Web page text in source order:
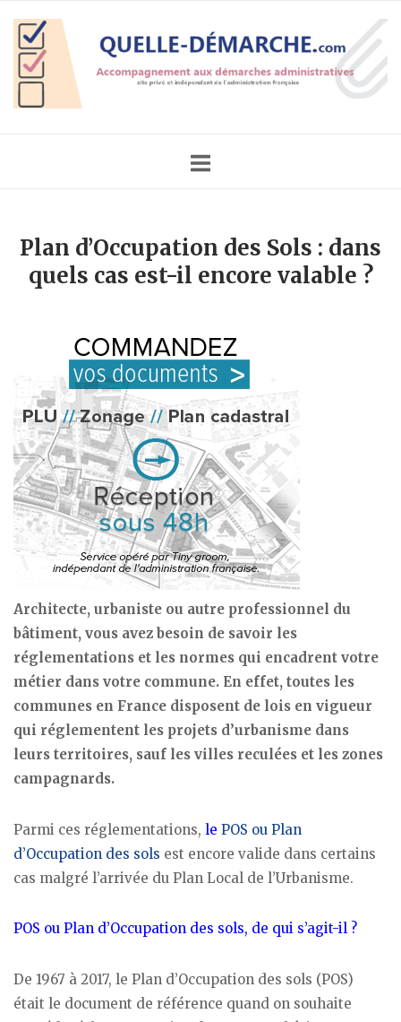
content
Home
Plan d’Occupation des Sols : dans
quels cas est-il encore valable ?
Architecte, urbaniste ou autre professionnel du
bâtiment, vous avez besoin de savoir les
réglementations et les normes qui encadrent votre
métier dans votre commune. En effet, toutes les
communes en France disposent de lois en vigueur
qui réglementent les projets d’urbanisme dans
leurs territoires, sauf les villes reculées et les zones
campagnards.
Parmi ces réglementations, le POS ou Plan
d’Occupation des sols est encore valide dans certains
cas malgré l’arrivée du Plan Local de l’Urbanisme.
POS ou Plan d’Occupation des sols, de qui s’agit-il ?
De 1967 à 2017, le Plan d’Occupation des sols (POS)
était le document de référence quand on souhaite